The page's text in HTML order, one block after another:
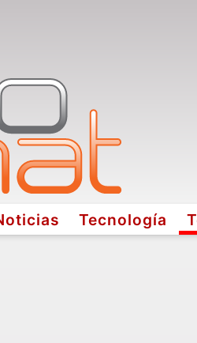
Tecnología